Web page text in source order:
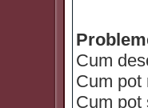
Cum
Cum pot
Cum pot